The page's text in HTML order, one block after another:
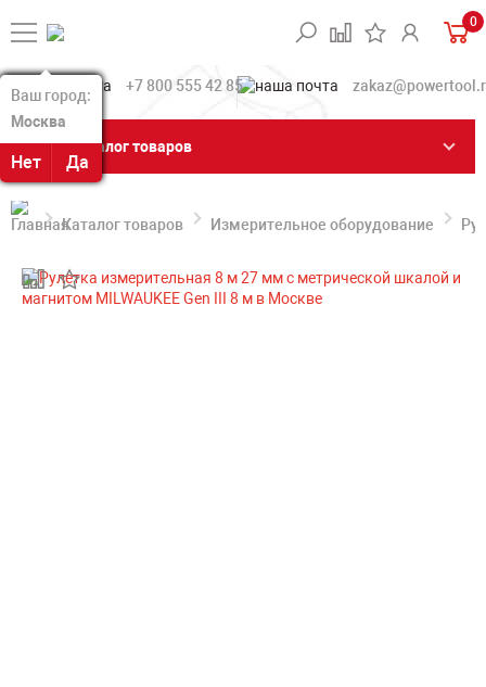
Ваш город:
Москва
Нет Да
Ваш город:
Москва
Нет Да
0
+7 800 555 42 85
Каталог товаров
Каталог товаров Измерительное оборудование